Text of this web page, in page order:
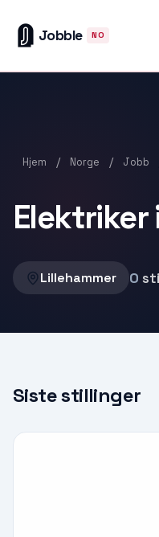
Jobble NO
Hjem / Norge / Jobb
Elektriker
Lillehammer 0
Siste stillinger